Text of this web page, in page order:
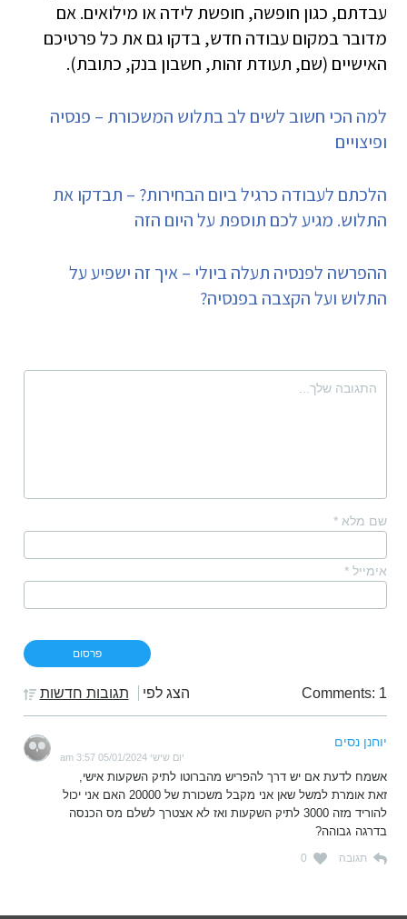
עבדתם, כגון חופשה, חופשת לידה או מילואים. אם
מדובר במקום עבודה חדש, בדקו גם את כל פרטיכם
האישיים (שם, תעודת זהות, חשבון בנק, כתובת).
למה הכי חשוב לשים לב בתלוש המשכורת – פנסיה
ופיצויים
הלכתם לעבודה כרגיל ביום הבחירות? – תבדקו את
התלוש. מגיע לכם תוספת על היום הזה
ההפרשה לפנסיה תעלה ביולי – איך זה ישפיע על
התלוש ועל הקצבה בפנסיה?
שם מלא *
אימייל *
Comments: 1 הצג לפי תגובות חדשות
יוחנן נסים
יום שישי 05/01/2024 3:57 am
אשמח לדעת אם יש דרך להפריש מהברוטו לתיק השקעות אישי,
זאת אומרת למשל שאן אני מקבל משכורת של 20000 האם אני יכול
להוריד מזה 3000 לתיק השקעות ואז לא אצטרך לשלם מס הכנסה
בדרגה גבוהה?
תגובה 0